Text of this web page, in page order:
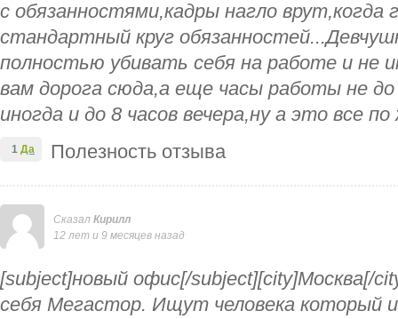
с обязанностями,кадры нагло врут,когда
стандартный круг
полностью убивать себя на работе и не
вам дорога сюда,а еще часы работы не до
иногда и до 8 часов вечера,ну а это все
Полезность отзыва
1 Да
Сказал Кирилл
12 лет и 9 месяцев назад
[subject]новый офис[/subject][city]Москва[/
себя Мегастор. Ищут человека который